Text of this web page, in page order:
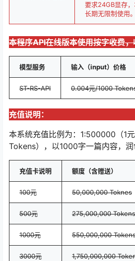
要求24GB显存，
长期无限制使用。
本程序API在线版本使用按字收费
模型服务 输入（input）价格
ST-RS-API 0.004元/1000
充值说明：
本系统充值比例为：1:500000（1
Tokens），以1000字一篇内容，润
充值卡说明 额度（含赠送）
100元 50,000,000 Toknes
500元 275,000,000 Tokens
1000元 550,000,000
3000元 1,750,000,000